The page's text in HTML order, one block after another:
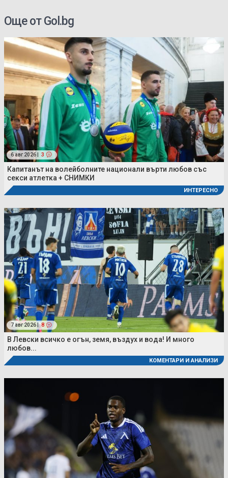
Още от Gol.bg
6 авг 2026 | 3
Капитанът на волейболните национали върти любов със
секси атлетка + СНИМКИ
ИНТЕРЕСНО
7 авг 2026 | 8
В Левски всичко е огън, земя, въздух и вода! И много
любов...
КОМЕНТАРИ И АНАЛИЗИ